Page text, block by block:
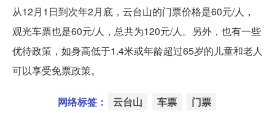
从12月1日到次年2月底，云台山的门票价格是60元/人，
观光车票也是60元/人，总共为120元/人。另外，也有一些
优待政策，如身高低于1.4米或年龄超过65岁的儿童和老人
可以享受免票政策。
网络标签： 云台山 车票 门票